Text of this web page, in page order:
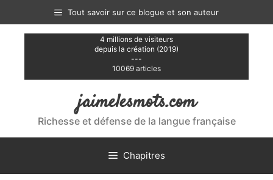
contenu
Tout savoir sur ce blogue et son auteur
4 millions de visiteurs
depuis la création (2019)
---
10069 articles
jaimelesmots.com
Richesse et défense de la langue française
Chapitres